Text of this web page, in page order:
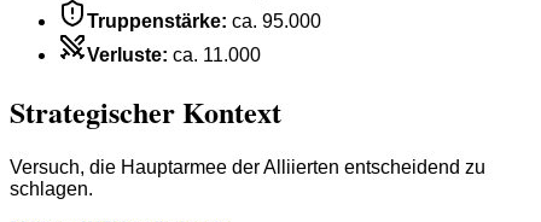
Truppenstärke: ca. 95.000
Verluste: ca. 11.000
Strategischer Kontext
Versuch, die Hauptarmee der Alliierten entscheidend zu
schlagen.